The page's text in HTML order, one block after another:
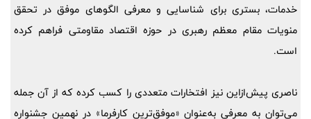
خدمات، بستری برای شناسایی و معرفی الگوهای موفق در تحقق
منویات مقام معظم رهبری در حوزه اقتصاد مقاومتی فراهم کرده
است.
ناصری پیش‌ازاین نیز افتخارات متعددی را کسب کرده که از آن جمله
می‌توان به معرفی به‌عنوان «موفق‌ترین کارفرما» در نهمین جشنواره